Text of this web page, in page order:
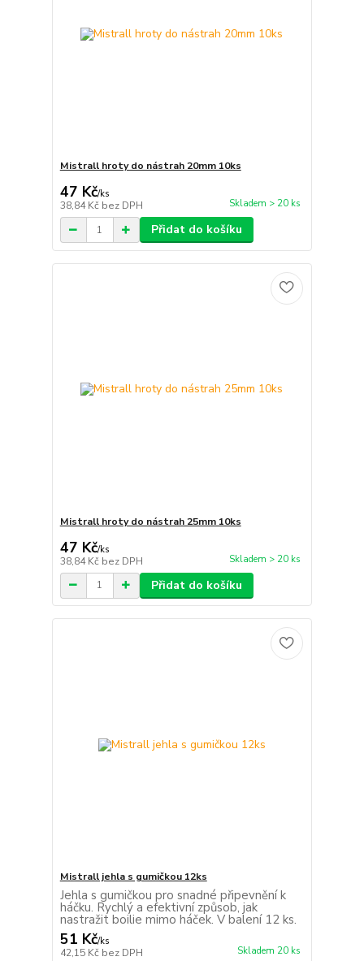
Mistrall hroty do nástrah 20mm 10ks
47 Kč/ks
38,84 Kč bez DPH Skladem > 20 ks
Přidat do košíku
Mistrall hroty do nástrah 25mm 10ks
47 Kč/ks
38,84 Kč bez DPH Skladem > 20 ks
Přidat do košíku
Mistrall jehla s gumičkou 12ks
Jehla s gumičkou pro snadné připevnění k
háčku. Rychlý a efektivní způsob, jak
nastražit boilie mimo háček. V balení 12 ks.
51 Kč/ks
42,15 Kč bez DPH Skladem 20 ks